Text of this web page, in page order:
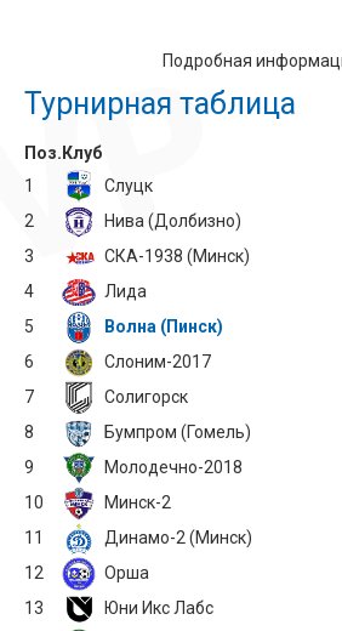
Подробная
Турнирная таблица
Поз. Клуб
1
Слуцк
2
Нива (Долбизно)
3
СКА-1938 (Минск)
4
Лида
5
Волна (Пинск)
6
Слоним-2017
7
Солигорск
8
Бумпром (Гомель)
9
Молодечно-2018
10
Минск-2
11
Динамо-2 (Минск)
12
Орша
13
Юни Икс Лабс